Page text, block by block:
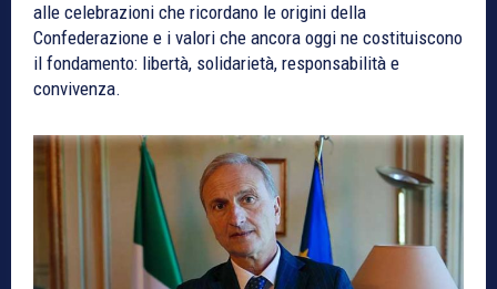
alle celebrazioni che ricordano le origini della
Confederazione e i valori che ancora oggi ne costituiscono
il fondamento: libertà, solidarietà, responsabilità e
convivenza.